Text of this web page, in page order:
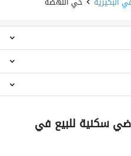
سكنية للبيع في